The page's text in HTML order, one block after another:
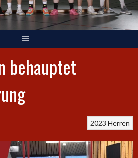
behauptet
2023 Herren